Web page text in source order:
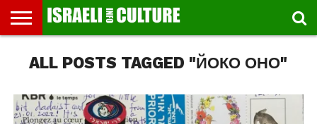
МУЗЕИ
СТРАНА
ФЕСТИВАЛЕЙ
ТЕАТР
КНИГИ.
ТЕКСТЫ
МУЗЫКА
РЕЛИГИЯ/
ИСТОРИЯ
ДВИЖЕНИЕ
ДЕТИ
ВЫХОДНОГО
МАРШРУТЫ
ПРОГУЛЬЩИКА
ВИДЕО-
РЕЧИ
ВПЕЧАТЛЕНИЯ
ВСТРЕЧИ
И
ИНТЕРВЬЮ
КИНО
TEL
AVIV
ALL POSTS TAGGED "ЙОКО ОНО"